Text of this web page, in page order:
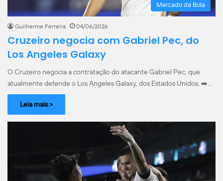
Mercado da Bola
Guilherme Ferreira 04/06/2026
Cruzeiro negocia com Gabriel Pec, do
Los Angeles Galaxy
O Cruzeiro negocia a contratação do atacante Gabriel Pec, que
atualmente defende o Los Angeles Galaxy, dos Estados Unidos. ➡️…
Leia mais >